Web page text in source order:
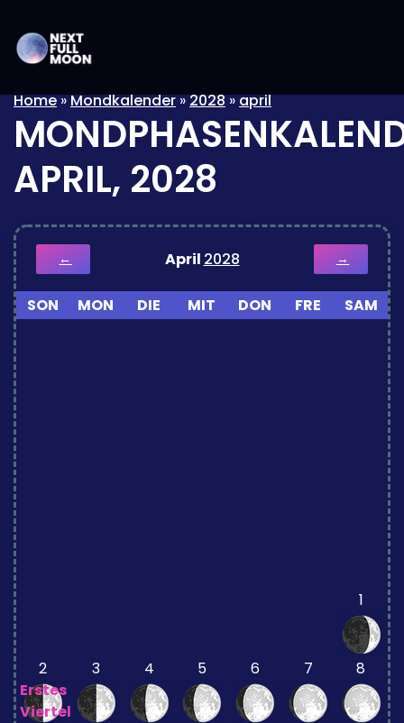
Home»Mondkalender»2028»april
APRIL, 2028
← April 2028 →
SON MON DIE MIT DON FRE SAM
1
2
Erstes
Viertel
3 4 5 6 7 8